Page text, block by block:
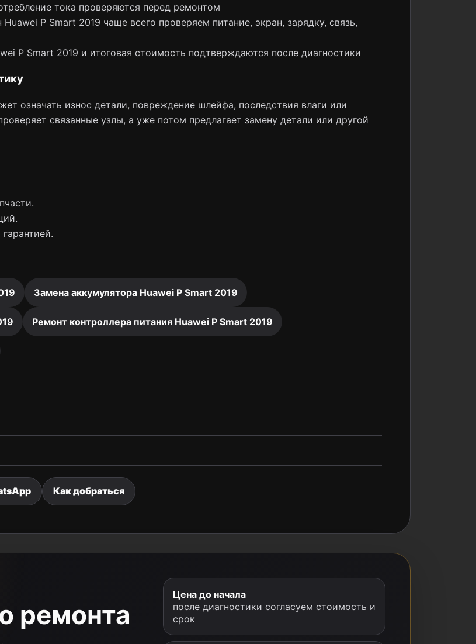
тока проверяются перед ремонтом
P Smart 2019 чаще всего проверяем питание, экран, зарядку, связь,
P Smart 2019 и итоговая стоимость подтверждаются после диагностики
означать износ детали, повреждение шлейфа, последствия влаги или
связанные узлы, а уже потом предлагает замену детали или другой
Замена аккумулятора Huawei P Smart 2019
Ремонт контроллера питания Huawei P Smart 2019
Как добраться
ремонта
Цена до начала
после диагностики согласуем стоимость и
срок